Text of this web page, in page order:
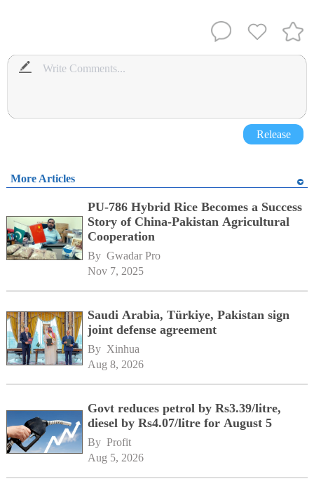
Release
More Articles
PU-786 Hybrid Rice Becomes a Success
Story of China-Pakistan Agricultural
Cooperation
By Gwadar Pro
Nov 7, 2025
Saudi Arabia, Türkiye, Pakistan sign
joint defense agreement
By Xinhua
Aug 8, 2026
Govt reduces petrol by Rs3.39/litre,
diesel by Rs4.07/litre for August 5
By Profit
Aug 5, 2026